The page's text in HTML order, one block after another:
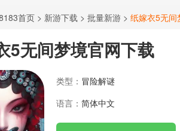
首页 > 新游下载 > 批量新游 > 纸嫁衣5无间
5无间梦境官网下载
类型： 冒险解谜
语言： 简体中文